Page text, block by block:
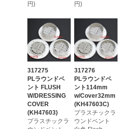
円)
円)
317275
PLラウンドベ
ント FLUSH
W/DRESSING
COVER
(KH47603)
プラスチックラ
317276
PLラウンドベ
ント114mm
w/Cover32mm
(KH47603C)
プラスチックラ
ウンドベント